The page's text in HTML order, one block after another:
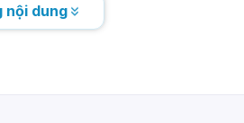
nội dung